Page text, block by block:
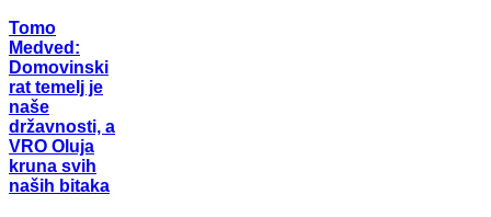
Tomo
Medved:
Domovinski
rat temelj je
naše
državnosti, a
VRO Oluja
kruna svih
naših bitaka